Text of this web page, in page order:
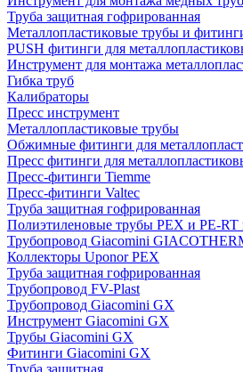
Труба защитная гофрированная
Металлопластиковые трубы и
PUSH фитинги для
Инструмент для монтажа
Гибка труб
Калибраторы
Пресс инструмент
Металлопластиковые трубы
Обжимные фитинги для
Пресс фитинги для
Пресс-фитинги Tiemme
Пресс-фитинги Valtec
Труба защитная гофрированная
Полиэтиленовые трубы PEX и PE-
Трубопровод Giacomini
Коллекторы Uponor PEX
Труба защитная гофрированная
Трубопровод FV-Plast
Трубопровод Giacomini GX
Инструмент Giacomini GX
Трубы Giacomini GX
Фитинги Giacomini GX
Труба защитная